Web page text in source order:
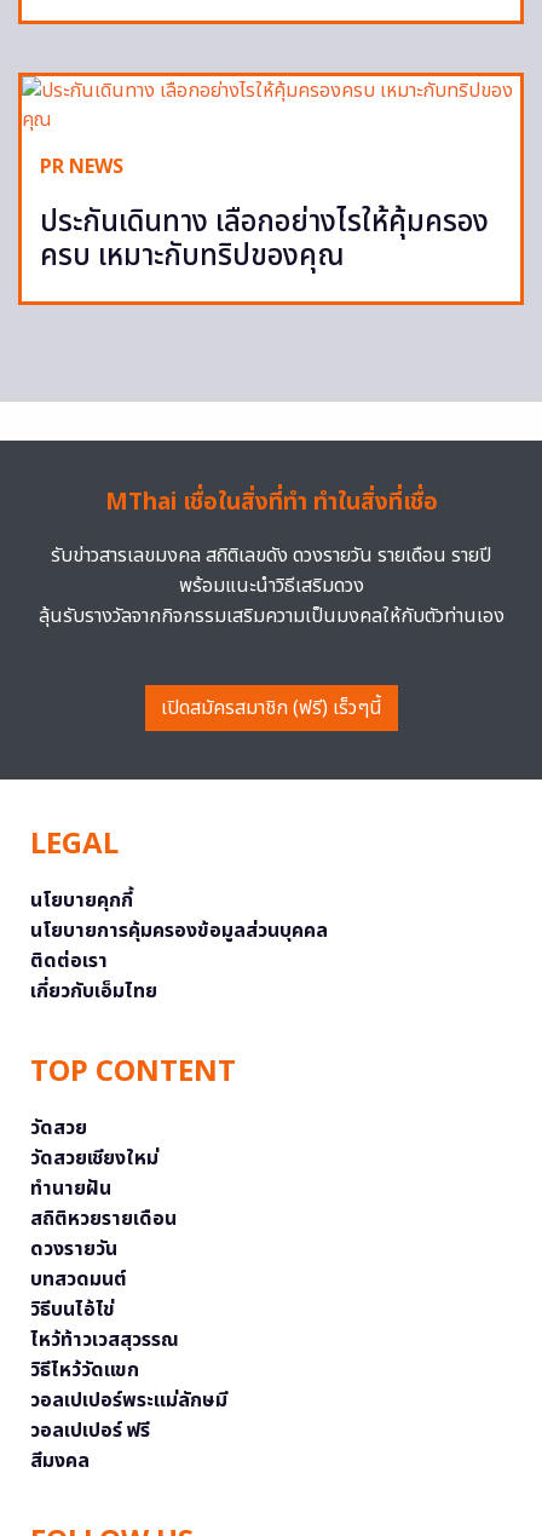
PR NEWS
ประกันเดินทาง เลือกอย่างไรให้คุ้มครอง
ครบ เหมาะกับทริปของคุณ
MThai เชื่อในสิ่งที่ทำ ทำในสิ่งที่เชื่อ
รับข่าวสารเลขมงคล สถิติเลขดัง ดวงรายวัน รายเดือน รายปี
พร้อมแนะนำวิธีเสริมดวง
ลุ้นรับรางวัลจากกิจกรรมเสริมความเป็นมงคลให้กับตัวท่านเอง
เปิดสมัครสมาชิก (ฟรี) เร็วๆนี้
LEGAL
นโยบายคุกกี้
นโยบายการคุ้มครองข้อมูลส่วนบุคคล
ติดต่อเรา
เกี่ยวกับเอ็มไทย
TOP CONTENT
วัดสวย
วัดสวยเชียงใหม่
ทำนายฝัน
สถิติหวยรายเดือน
ดวงรายวัน
บทสวดมนต์
วิธีบนไอ้ไข่
ไหว้ท้าวเวสสุวรรณ
วิธีไหว้วัดแขก
วอลเปเปอร์พระแม่ลักษมี
วอลเปเปอร์ ฟรี
สีมงคล